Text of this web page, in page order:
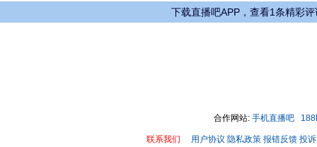
下载直播吧APP，查看1条精彩评
合作网站: 手机直播吧
联系我们 用户协议 隐私政策 报错反馈 投